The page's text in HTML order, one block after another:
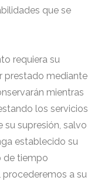
que se
requiera su
prestado mediante
mientras
los servicios
supresión, salvo
establecido su
de tiempo
a su